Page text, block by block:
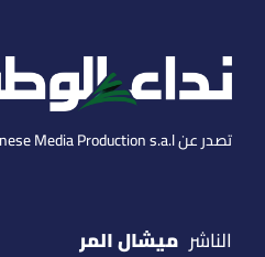
تصدر عن Lebanese Media Production s.a.l
الناشر ميشال المر